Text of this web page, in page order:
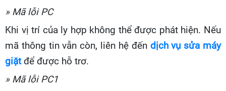
» Mã lỗi PC
Khi vị trí của ly hợp không thể được phát hiện. Nếu
mã thông tin vẫn còn, liên hệ đến dịch vụ sửa máy
giặtđể được hỗ trơ.
» Mã lỗi PC1